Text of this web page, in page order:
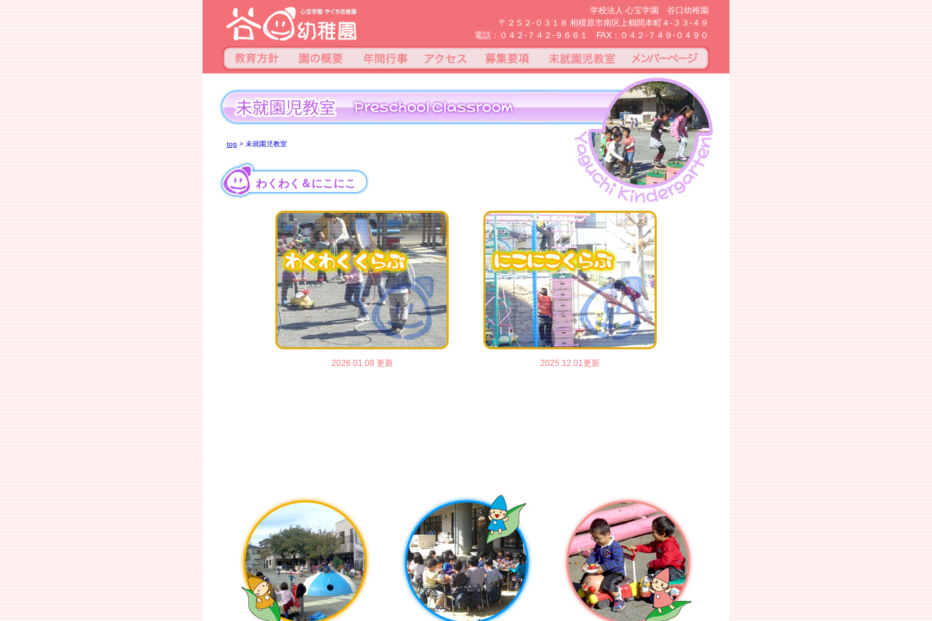
学校法人 心宝学園 谷口幼稚園
〒２５２-０３１８ 相模原市南区上鶴間本町４-３３-４９
電話：０４２-７４２-９６６１ FAX：０４２-７４９-０４９０
top> 未就園児教室
わくわく＆にこにこ
2026.01.08 更新 2025.12.01更新